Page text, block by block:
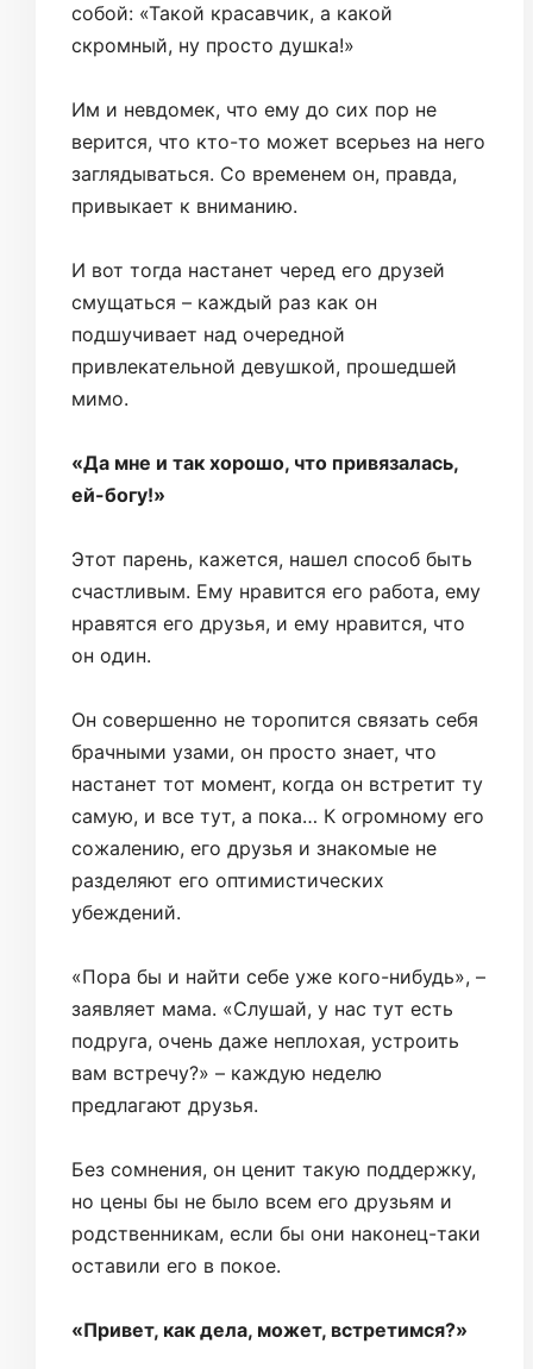
собой: «Такой красавчик, а какой
скромный, ну просто душка!»
Им и невдомек, что ему до сих пор не
верится, что кто-то может всерьез на него
заглядываться. Со временем он, правда,
привыкает к вниманию.
И вот тогда настанет черед его друзей
смущаться – каждый раз как он
подшучивает над очередной
привлекательной девушкой, прошедшей
мимо.
«Да мне и так хорошо, что привязалась,
ей-богу!»
Этот парень, кажется, нашел способ быть
счастливым. Ему нравится его работа, ему
нравятся его друзья, и ему нравится, что
он один.
Он совершенно не торопится связать себя
брачными узами, он просто знает, что
настанет тот момент, когда он встретит ту
самую, и все тут, а пока… К огромному его
сожалению, его друзья и знакомые не
разделяют его оптимистических
убеждений.
«Пора бы и найти себе уже кого-нибудь», –
заявляет мама. «Слушай, у нас тут есть
подруга, очень даже неплохая, устроить
вам встречу?» – каждую неделю
предлагают друзья.
Без сомнения, он ценит такую поддержку,
но цены бы не было всем его друзьям и
родственникам, если бы они наконец-таки
оставили его в покое.
«Привет, как дела, может, встретимся?»